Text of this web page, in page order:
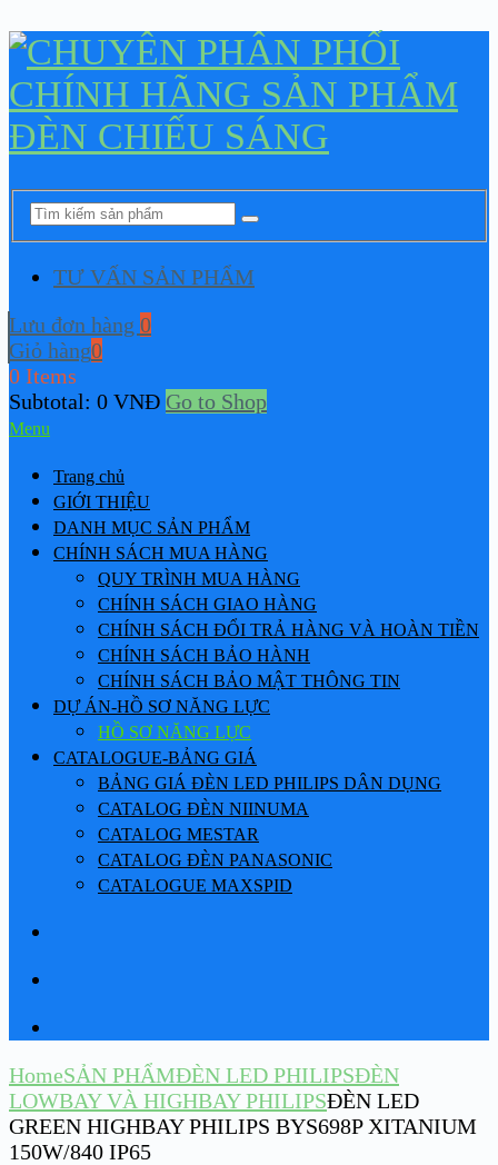
TƯ VẤN SẢN PHẨM
Lưu đơn hàng 0
Giỏ hàng0
0 Items
Subtotal: 0 VNĐ Go to Shop
Menu
Trang chủ
GIỚI THIỆU
DANH MỤC SẢN PHẨM
CHÍNH SÁCH MUA HÀNG
QUY TRÌNH MUA HÀNG
CHÍNH SÁCH GIAO HÀNG
CHÍNH SÁCH ĐỔI TRẢ HÀNG VÀ HOÀN TIỀN
CHÍNH SÁCH BẢO HÀNH
CHÍNH SÁCH BẢO MẬT THÔNG TIN
DỰ ÁN-HỒ SƠ NĂNG LỰC
HỒ SƠ NĂNG LỰC
CATALOGUE-BẢNG GIÁ
BẢNG GIÁ ĐÈN LED PHILIPS DÂN DỤNG
CATALOG ĐÈN NIINUMA
CATALOG MESTAR
CATALOG ĐÈN PANASONIC
CATALOGUE MAXSPID
HomeSẢN PHẨMĐÈN LED PHILIPSĐÈN
LOWBAY VÀ HIGHBAY PHILIPSĐÈN LED
GREEN HIGHBAY PHILIPS BYS698P XITANIUM
150W/840 IP65